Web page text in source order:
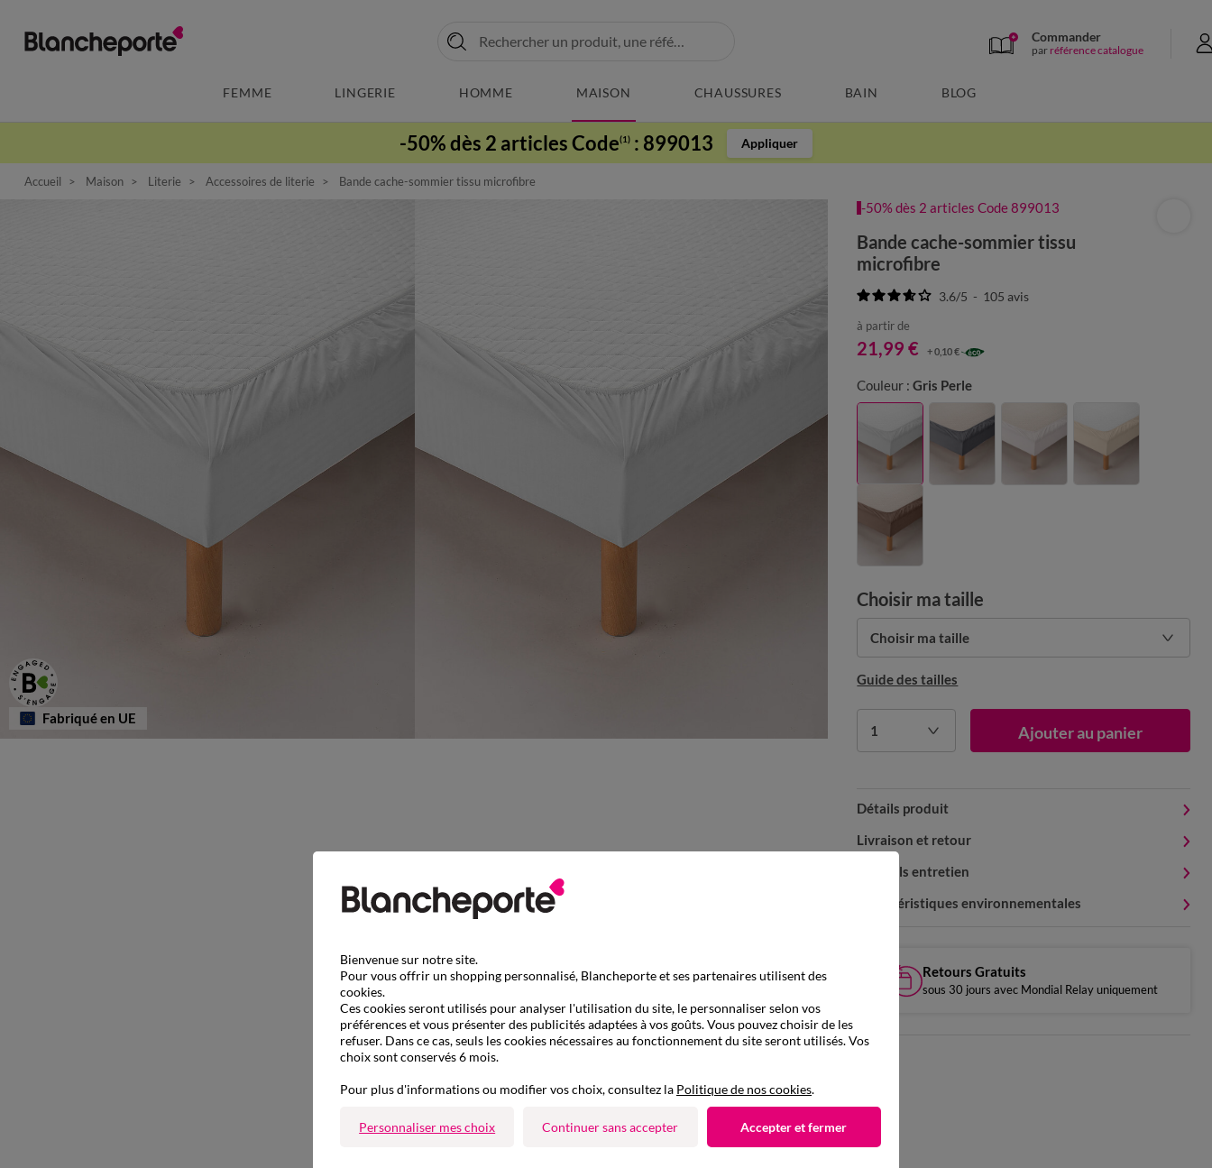
Commander
par référence catalogue
FEMME LINGERIE HOMME MAISON CHAUSSURES BAIN BLOG
-50% dès 2 articles Code(1) : 899013 Appliquer
Accueil Maison Literie Accessoires de literie Bande cache-sommier tissu microfibre
Fabriqué en UE
-50% dès 2 articles Code 899013
Bande cache-sommier tissu
microfibre
3.6/5 - 105avis
à partir de
21,99 € + 0,10 €
Couleur : Gris Perle
Choisir ma taille
Choisir ma taille
Guide des tailles
1 Ajouter au panier
Détails produit
Livraison et retour
Conseils entretien
Caractéristiques environnementales
Retours Gratuits
sous 30 jours avec Mondial Relay uniquement
D'autres idées d'Accessoires de literie
Bienvenue sur notre site.
Pour vous offrir un shopping personnalisé, Blancheporte et ses partenaires utilisent des
cookies.
Ces cookies seront utilisés pour analyser l'utilisation du site, le personnaliser selon vos
préférences et vous présenter des publicités adaptées à vos goûts. Vous pouvez choisir de les
refuser. Dans ce cas, seuls les cookies nécessaires au fonctionnement du site seront utilisés. Vos
choix sont conservés 6 mois.
Pour plus d'informations ou modifier vos choix, consultez la Politique de nos cookies.
Personnaliser mes choix Continuer sans accepter Accepter et fermer